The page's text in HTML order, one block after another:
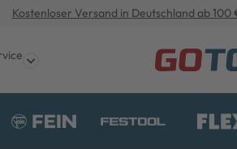
Kostenloser Versand in Deutschland ab